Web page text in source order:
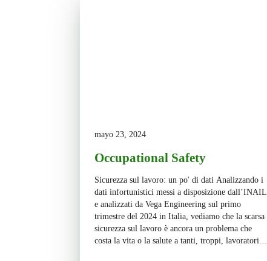
mayo 23, 2024
Occupational Safety
Sicurezza sul lavoro: un po' di dati Analizzando i
dati infortunistici messi a disposizione dall’INAIL
e analizzati da Vega Engineering sul primo
trimestre del 2024 in Italia, vediamo che la scarsa
sicurezza sul lavoro è ancora un problema che
costa la vita o la salute a tanti, troppi, lavoratori.